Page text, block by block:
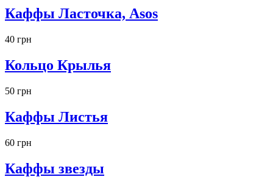
Каффы Ласточка, Asos
40 грн
Кольцо Крылья
50 грн
Каффы Листья
60 грн
Каффы звезды